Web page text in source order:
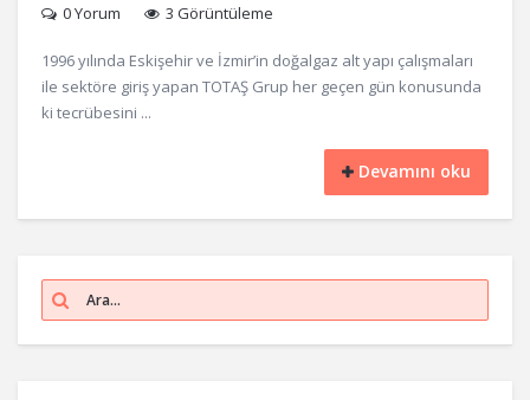
0 Yorum
3 Görüntüleme
1996 yılında Eskişehir ve İzmir’in doğalgaz alt yapı çalışmaları
ile sektöre giriş yapan TOTAŞ Grup her geçen gün konusunda
ki tecrübesini ...
Devamını oku